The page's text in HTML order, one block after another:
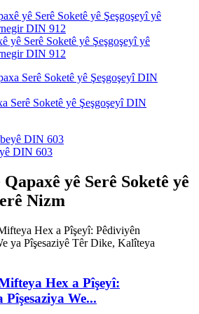
yê Serê Soketê yê Şeşgoşeyî yê
DIN 912
Serê Soketê yê Şeşgoşeyî DIN
DIN 603
yê Serê Soketê yê
Nizm
Hex a Pîşeyî:
We...